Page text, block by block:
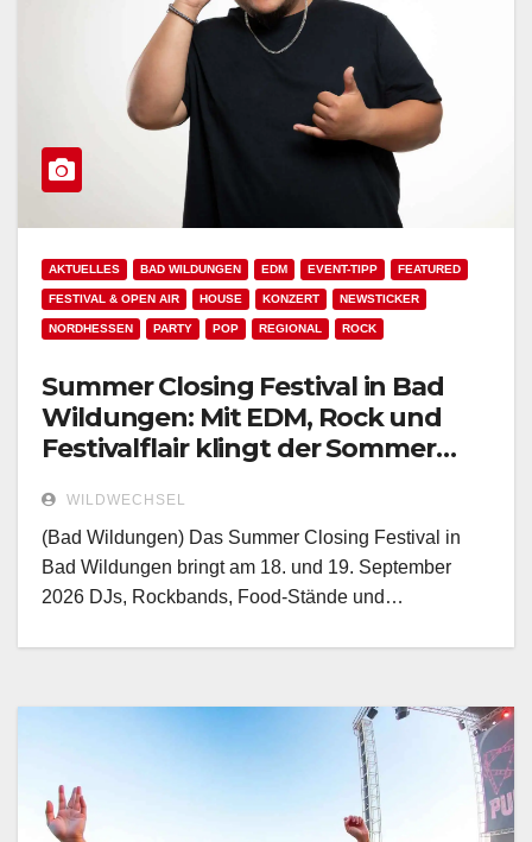
AKTUELLES BAD WILDUNGEN EDM EVENT-TIPP FEATURED
FESTIVAL & OPEN AIR HOUSE KONZERT NEWSTICKER
NORDHESSEN PARTY POP REGIONAL ROCK
Summer Closing Festival in Bad
Wildungen: Mit EDM, Rock und
Festivalflair klingt der Sommer
WILDWECHSEL
(Bad Wildungen) Das Summer Closing Festival in
Bad Wildungen bringt am 18. und 19. September
2026 DJs, Rockbands, Food-Stände und…